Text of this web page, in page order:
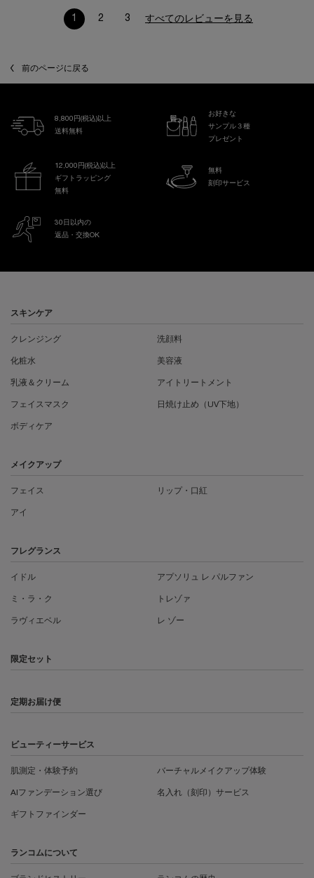
ページ 1/3。 現在のページ
2 3 すべてのレビューを見る
前のページに戻る
8,800円(税込)以上
送料無料
お好きな
サンプル３種
プレゼント
12,000円(税込)以上
ギフトラッピング
無料
無料
刻印サービス
30日以内の
返品・交換OK
スキンケア
クレンジング 洗顔料
化粧水 美容液
乳液＆クリーム アイトリートメント
フェイスマスク 日焼け止め（UV下地）
ボディケア
メイクアップ
フェイス リップ・口紅
アイ
フレグランス
イドル アプソリュ レ パルファン
ミ・ラ・ク トレゾァ
ラヴィエベル レ ゾー
限定セット
定期お届け便
ビューティーサービス
肌測定・体験予約 バーチャルメイクアップ体験
AIファンデーション選び 名入れ（刻印）サービス
ギフトファインダー
ランコムについて